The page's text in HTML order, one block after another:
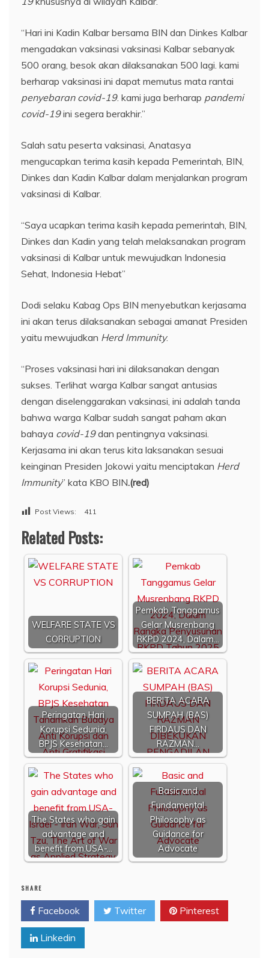
“Hari ini Kadin Kalbar bersama BIN dan Dinkes Kalbar
mengadakan vaksinasi vaksinasi Kalbar sebanyak
500 orang, besok akan dilaksanakan 500 lagi. kami
berharap vaksinasi ini dapat memutus mata rantai
penyebaran covid-19. kami juga berharap pandemi
covid-19ini segera berakhir.”
Salah satu peserta vaksinasi, Anatasya
mengucapkan terima kasih kepada Pemerintah, BIN,
Dinkes dan Kadin Kalbar dalam menjalankan program
vaksinasi di Kalbar.
“Saya ucapkan terima kasih kepada pemerintah, BIN,
Dinkes dan Kadin yang telah melaksanakan program
vaksinasi di Kalbar untuk mewujudkan Indonesia
Sehat, Indonesia Hebat”
Dodi selaku Kabag Ops BIN menyebutkan kerjasama
ini akan terus dilaksanakan sebagai amanat Presiden
yaitu mewujudkan Herd Immunity.
“Proses vaksinasi hari ini dilaksanakan dengan
sukses. Terlihat warga Kalbar sangat antusias
dengan diselenggarakan vaksinasi, ini adalah tanda
bahwa warga Kalbar sudah sangat paham akan
bahaya covid-19dan pentingnya vaksinasi.
Kerjasama ini akan terus kita laksanakan sesuai
keinginan Presiden Jokowi yaitu menciptakan Herd
Immunity” kata KBO BIN.(red)
Post Views: 411
Related Posts:
WELFARE STATE VS
CORRUPTION
Pemkab Tanggamus
Gelar Musrenbang
RKPD 2024, Dalam…
Peringatan Hari
Korupsi Sedunia,
BPJS Kesehatan…
BERITA ACARA
SUMPAH (BAS)
FIRDAUS DAN
RAZMAN…
The States who gain
advantage and
benefit from.USA-…
Basic and
Fundamental
Philosophy as
Guidance for
Advocate
SHARE
Facebook Twitter Pinterest
Linkedin